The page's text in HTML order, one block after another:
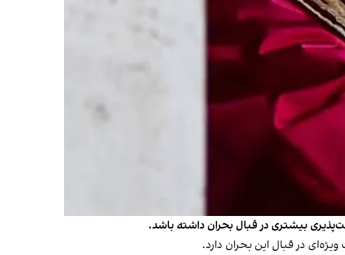
بیشتری در قبال بحران داشته باشد.
در قبال این بحران دارد.